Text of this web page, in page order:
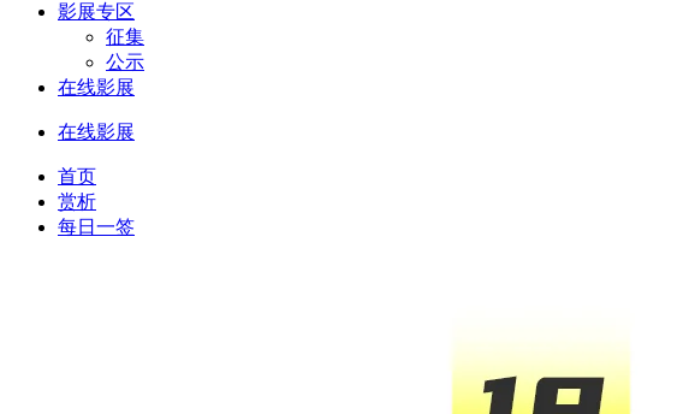
影展专区
征集
公示
在线影展
在线影展
首页
赏析
每日一签